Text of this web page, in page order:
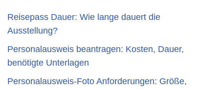
Reisepass Dauer: Wie lange dauert die
Ausstellung?
Personalausweis beantragen: Kosten, Dauer,
benötigte Unterlagen
Personalausweis-Foto Anforderungen: Größe,